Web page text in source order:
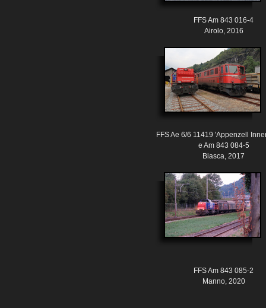
FFS Am 843 016-4
Airolo, 2016
FFS Ae 6/6 11419 'Appenzell
e Am 843 084-5
Biasca, 2017
FFS Am 843 085-2
Manno, 2020